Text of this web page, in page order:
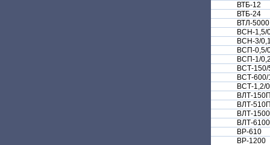
ВТБ-12
ВТБ-24
ВТЛ-5000
ВСН-1,5/
ВСН-3/
ВСП-0,5/
ВСП-1/
ВСТ-150/
ВСТ-600/
ВСТ-1,2/
ВЛТ-
ВЛТ-
ВЛТ-
ВЛТ-
BP-610
BP-1200